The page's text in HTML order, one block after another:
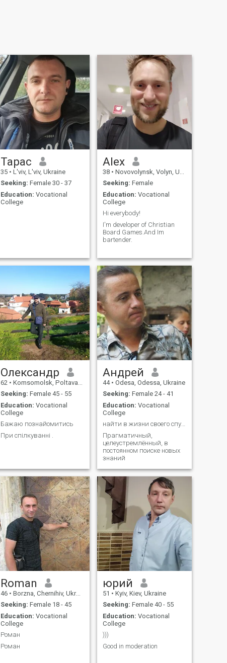
Тарас
35 • L'viv, L'viv, Ukraine
Seeking: Female 30 - 37
Education: Vocational
College
Alex
38 • Novovolynsk, Volyn, Ukraine
Seeking: Female
Education: Vocational
College
Hi everybody!
I'm developer of Christian
Board Games.And Im
bartender.
Олександр
62 • Komsomolsk, Poltava, Ukraine
Seeking: Female 45 - 55
Education: Vocational
College
Бажаю познайомитись
При спілкуванні .
Андрей
44 • Odesa, Odessa, Ukraine
Seeking: Female 24 - 41
Education: Vocational
College
найти в жизни своего спутника - большая удача
Прагматичный,
целеустремлённый, в
постоянном поиске новых
знаний
Roman
46 • Borzna, Chernihiv, Ukraine
Seeking: Female 18 - 45
Education: Vocational
College
Роман
Роман
юрий
51 • Kyiv, Kiev, Ukraine
Seeking: Female 40 - 55
Education: Vocational
College
)))
Good in moderation